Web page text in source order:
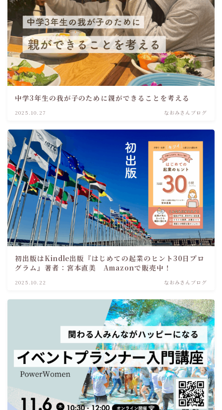
中学3年生の我が子のために親ができることを考える
2025.10.27 なおみさんブログ
初出版はKindle出版『はじめての起業のヒント30日プロ
グラム』著者：宮本直美 Amazonで販売中！
2025.10.22 なおみさんブログ